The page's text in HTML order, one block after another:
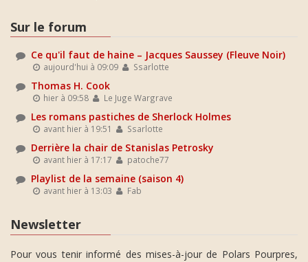
Sur le forum
Ce qu'il faut de haine – Jacques Saussey (Fleuve Noir)
aujourd'hui à 09:09 Ssarlotte
Thomas H. Cook
hier à 09:58 Le Juge Wargrave
Les romans pastiches de Sherlock Holmes
avant hier à 19:51 Ssarlotte
Derrière la chair de Stanislas Petrosky
avant hier à 17:17 patoche77
Playlist de la semaine (saison 4)
avant hier à 13:03 Fab
Newsletter
Pour vous tenir informé des mises-à-jour de Polars Pourpres,